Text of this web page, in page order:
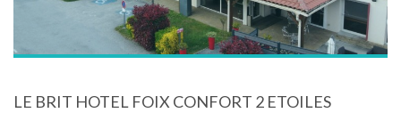
LE BRIT HOTEL FOIX CONFORT 2 ETOILES